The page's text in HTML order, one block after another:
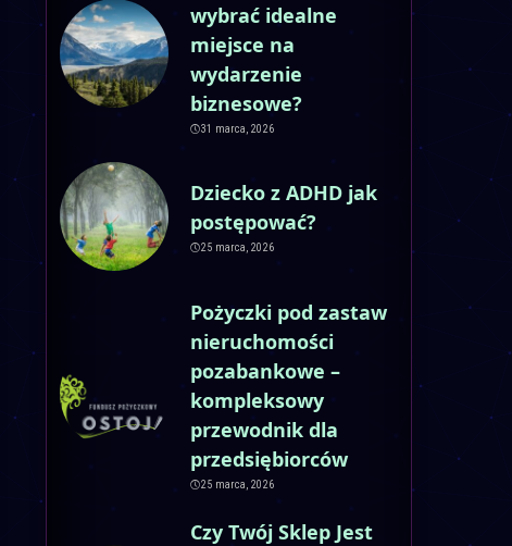
wybrać idealne
miejsce na
wydarzenie
biznesowe?
31 marca, 2026
Dziecko z ADHD jak
postępować?
25 marca, 2026
Pożyczki pod zastaw
nieruchomości
pozabankowe –
kompleksowy
przewodnik dla
przedsiębiorców
25 marca, 2026
Czy Twój Sklep Jest